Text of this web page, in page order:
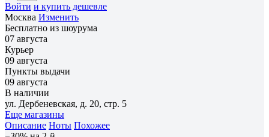
Войти и купить дешевле
Москва Изменить
Бесплатно из шоурума
07 августа
Курьер
09 августа
Пункты выдачи
09 августа
В наличии
ул. Дербеневская, д. 20, стр. 5
Еще магазины
Описание Ноты Похожее